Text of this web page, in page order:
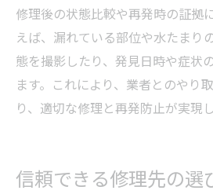
修理後の状態比較や再発時の証拠
えば、漏れている部位や水たまり
態を撮影したり、発見日時や症状
ます。これにより、業者とのやり
り、適切な修理と再発防止が実現
信頼できる修理先の選